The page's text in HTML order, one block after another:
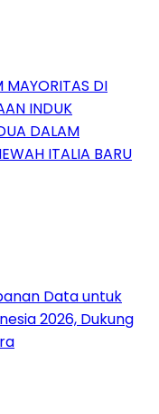
MAYORITAS DI
INDUK
DALAM
ITALIA BARU
Data untuk
2026, Dukung